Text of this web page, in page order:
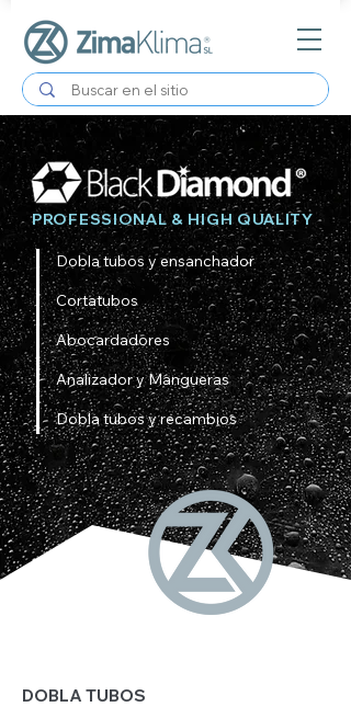
PROFESSIONAL & HIGH QUALITY
Dobla tubos y ensanchador
Cortatubos
Abocardadores
Analizador y Mangueras
Dobla tubos y recambios
DOBLA TUBOS